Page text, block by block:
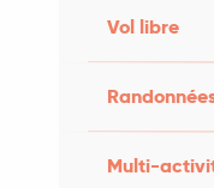
Vol libre
Multi-
dans une
ou dans un hôtel